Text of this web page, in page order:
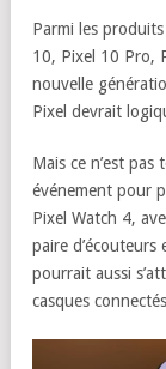
Parmi les
10, Pixel 10 Pro,
nouvelle
Pixel devrait
Mais ce n’est
événement pour
Pixel Watch 4,
paire d’écouteurs
pourrait aussi
casques